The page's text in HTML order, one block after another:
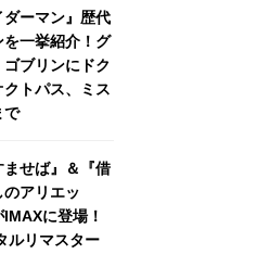
ダーマン』歴代
を一挙紹介！グ
ゴブリンにドク
クトパス、ミス
で
ませば』＆『借
のアリエッ
に登場！
ルリマスター